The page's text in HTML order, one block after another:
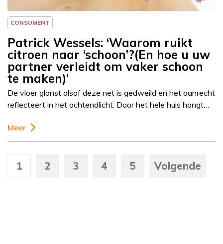
CONSUMENT
Patrick Wessels: ‘Waarom ruikt
citroen naar ‘schoon’?(En hoe u uw
partner verleidt om vaker schoon
te maken)’
De vloer glanst alsof deze net is gedweild en het aanrecht
reflecteert in het ochtendlicht. Door het hele huis hangt…
Meer
1 2 3 4 5 Volgende